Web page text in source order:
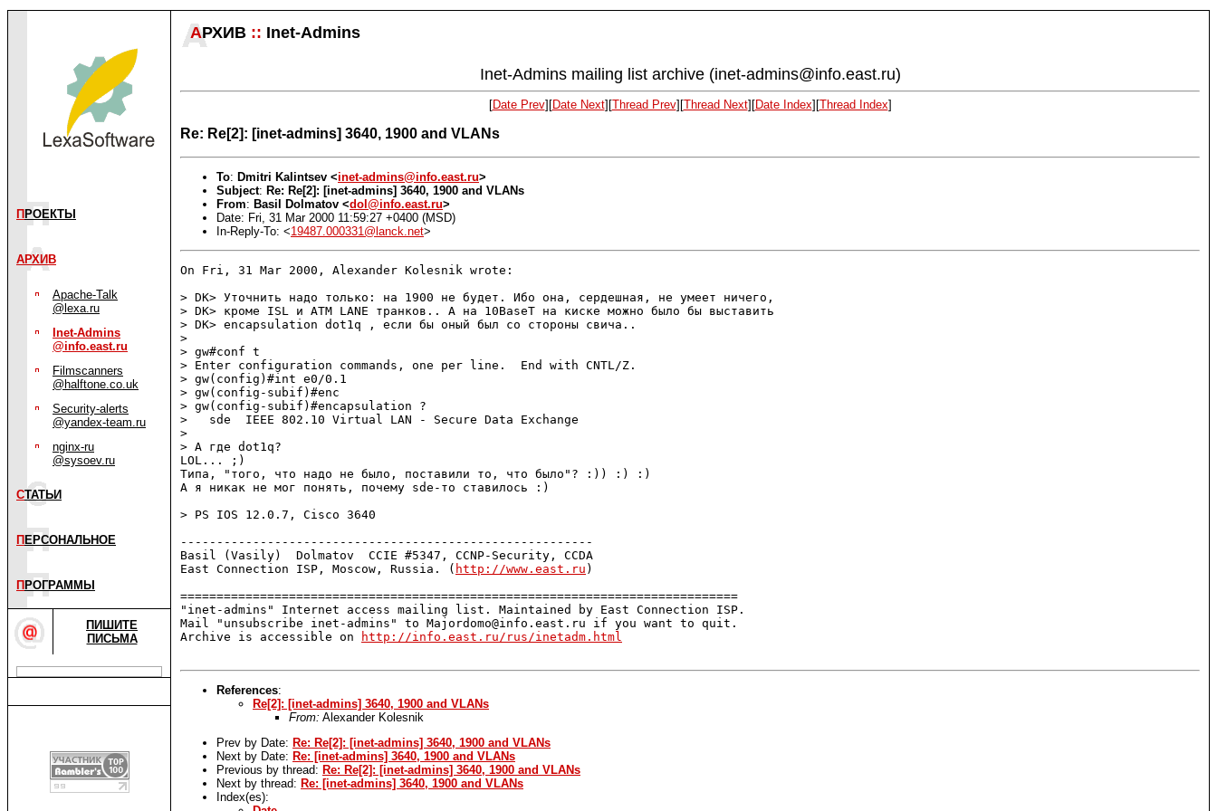
П РОЕКТЫ
АРХИВ
Apache-Talk
@lexa.ru
Inet-Admins
@info.east.ru
Filmscanners
@halftone.co.uk
Security-alerts
@yandex-team.ru
nginx-ru
@sysoev.ru
СТАТЬИ
П ЕРСОНАЛЬНОЕ
П РОГРАММЫ
ПИШИТЕ
ПИСЬМА
АРХИВ :: Inet-Admins
Inet-Admins mailing list archive (inet-admins@info.east.ru)
[Date Prev][Date Next][Thread Prev][Thread Next][Date Index][Thread Index]
Re: Re[2]: [inet-admins] 3640, 1900 and VLANs
To: Dmitri Kalintsev <inet-admins@info.east.ru>
Subject: Re: Re[2]: [inet-admins] 3640, 1900 and VLANs
From: Basil Dolmatov <dol@info.east.ru>
Date: Fri, 31 Mar 2000 11:59:27 +0400 (MSD)
In-Reply-To: <19487.000331@lanck.net>
On Fri, 31 Mar 2000, Alexander Kolesnik wrote:
> DK> Уточнить надо только: на 1900 не будет. Ибо она, сердешная, не умеет ничего,
> DK> кроме ISL и ATM LANE транков.. А на 10BaseT на киске можно было бы выставить
> DK> encapsulation dot1q , если бы оный был со стороны свича..
>
> gw#conf t
> Enter configuration commands, one per line.  End with CNTL/Z.
> gw(config)#int e0/0.1
> gw(config-subif)#enc
> gw(config-subif)#encapsulation ?
>   sde  IEEE 802.10 Virtual LAN - Secure Data Exchange
>
> А где dot1q?
LOL... ;)
Типа, "того, что надо не было, поставили то, что было"? :)) :) :)
А я никак не мог понять, почему sde-то ставилось :)
> PS IOS 12.0.7, Cisco 3640
---------------------------------------------------------
Basil (Vasily)  Dolmatov  CCIE #5347, CCNP-Security, CCDA
East Connection ISP, Moscow, Russia. ( http://www.east.ru )
=============================================================================
"inet-admins" Internet access mailing list. Maintained by East Connection ISP.
Mail "unsubscribe inet-admins" to Majordomo@info.east.ru if you want to quit.
Archive is accessible on
http://info.east.ru/rus/inetadm.html
References:
Re[2]: [inet-admins] 3640, 1900 and VLANs
From: Alexander Kolesnik
Prev by Date: Re: Re[2]: [inet-admins] 3640, 1900 and VLANs
Next by Date: Re: [inet-admins] 3640, 1900 and VLANs
Previous by thread: Re: Re[2]: [inet-admins] 3640, 1900 and VLANs
Next by thread: Re: [inet-admins] 3640, 1900 and VLANs
Index(es):